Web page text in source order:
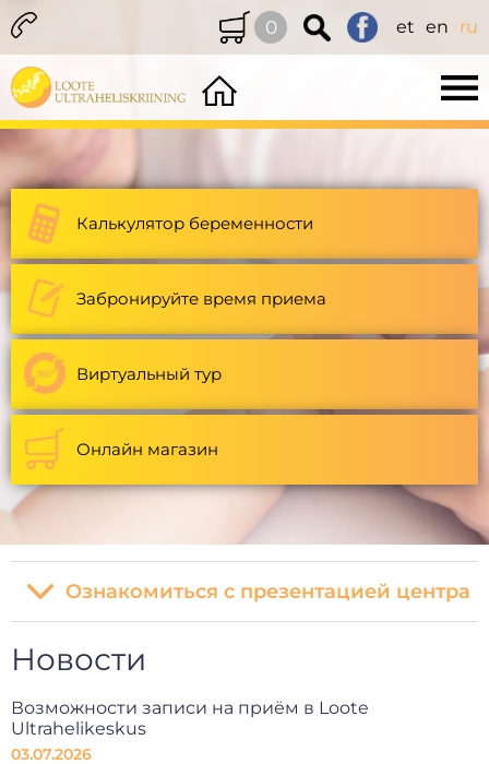
0 et en ru
Калькулятор беременности
Забронируйте время приема
Виртуальный тур
Онлайн магазин
Ознакомиться с презентацией центра
Новости
Возможности записи на приём в Loote
Ultrahelikeskus
03.07.2026